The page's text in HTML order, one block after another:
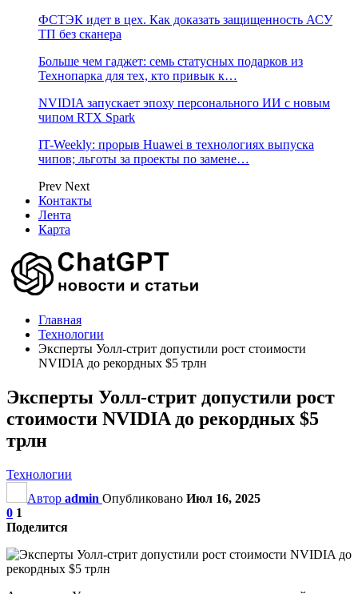
ФСТЭК идет в цех. Как доказать защищенность АСУ
ТП без сканера
Больше чем гаджет: семь статусных подарков из
Технопарка для тех, кто привык к…
NVIDIA запускает эпоху персонального ИИ с новым
чипом RTX Spark
IT-Weekly: прорыв Huawei в технологиях выпуска
чипов; льготы за проекты по замене…
Prev Next
Контакты
Лента
Карта
Главная
Технологии
Эксперты Уолл-стрит допустили рост стоимости
NVIDIA до рекордных $5 трлн
Эксперты Уолл-стрит допустили рост
стоимости NVIDIA до рекордных $5
трлн
Технологии
Автор admin Опубликовано Июл 16, 2025
0 1
Поделится